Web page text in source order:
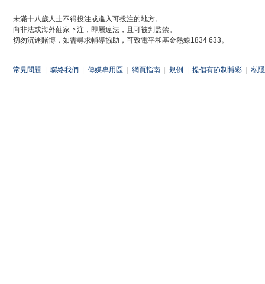
未滿十八歲人士不得投注或進入可投注的地方。
向非法或海外莊家下注，即屬違法，且可被判監禁。
切勿沉迷賭博，如需尋求輔導協助，可致電平和基金熱線1834 633。
常見問題 聯絡我們 傳媒專用區 網頁指南 規例 提倡有節制博彩 私